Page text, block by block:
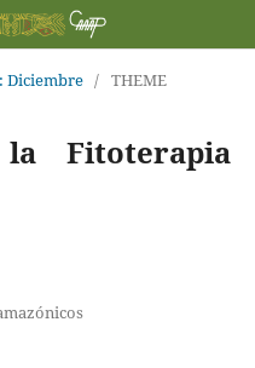
Diciembre / THEME
Fitoterapia